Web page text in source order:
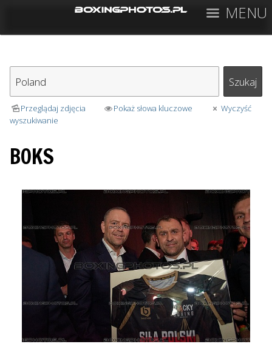
MENU
Przeglądaj zdjęcia Pokaż słowa kluczowe
Wyczyść
wyszukiwanie
BOKS